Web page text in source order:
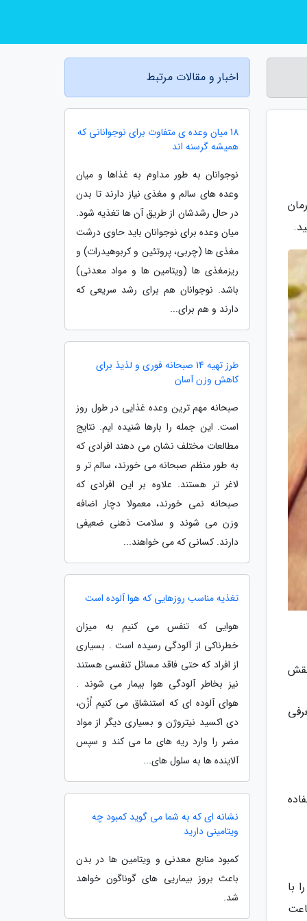
با
اخبار و مقالات مرتبط
18 میان وعده ی متفاوت برای نوجوانانی که
همیشه گرسنه اند
نوجوانان به طور مداوم به غذاها و میان
وعده های سالم و مغذی نیاز دارند تا بدن
در حال رشدشان از طریق آن ها تغذیه شود.
میان وعده برای نوجوانان باید حاوی درشت
مغذی ها (چربی، پروتئین و کربوهیدرات) و
ریزمغذی ها (ویتامین ها و مواد معدنی)
باشد. نوجوانان هم برای رشد سریعی که
دارند و هم برای...
طرز تهیه 14 صبحانه فوری و لذیذ برای
کاهش وزن آسان
صبحانه مهم ترین وعده غذایی در طول روز
است. این جمله را بارها شنیده ایم. نتایج
مطالعات مختلف نشان می دهند افرادی که
به طور منظم صبحانه می خورند، سالم تر و
لاغر تر هستند. علاوه بر این افرادی که
صبحانه نمی خورند، معمولا دچار اضافه
وزن می شوند و سلامت ذهنی ضعیفی
دارند. کسانی که می خواهند...
تغذیه مناسب روزهایی که هوا آلوده است
هوایی که تنفس می کنیم به میزان
خطرناکی از آلودگی رسیده است . بسیاری
از افراد که حتی فاقد مسائل تنفسی هستند
نیز بخاطر آلودگی هوا بیمار می شوند .
هوای آلوده ای که استنشاق می کنیم اُزُن،
دی اکسید نیتروژن و بسیاری دیگر از مواد
مضر را وارد ریه های ما می کند و سپس
آلاینده ها به سلول های...
نشانه ای که به شما می گوید کمبود چه
ویتامینی دارید
کمبود منابع معدنی و ویتامین ها در بدن
باعث بروز بیماریی های گوناگون خواهد
شد.